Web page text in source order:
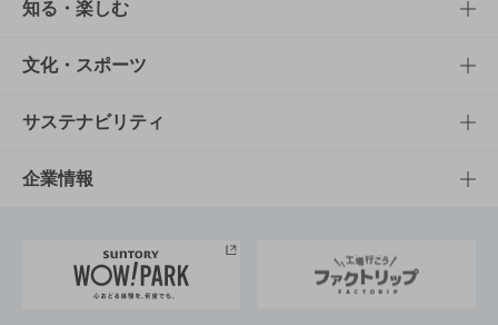
商品TOP
商品一覧
商品発売情報
栄養成分一覧
知る・楽しむ
知る・楽しむTOP
キャンペーン
工場見学
地域情報
文化・スポーツ
文化・スポーツTOP
サントリーホール
サントリーサンバーズ大阪
サステナビリティ
サステナビリティTOP
サントリーが考えるサステナビリティ経営
企業情報
企業概要